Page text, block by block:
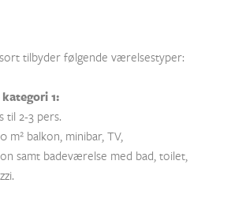
tilbyder følgende værelsestyper:
1:
til 2-3 pers.
m² balkon, minibar, TV,
samt badeværelse med bad, toilet,